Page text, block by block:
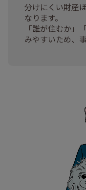
分けにくい財産
なります。
「誰が住むか」
みやすいため、